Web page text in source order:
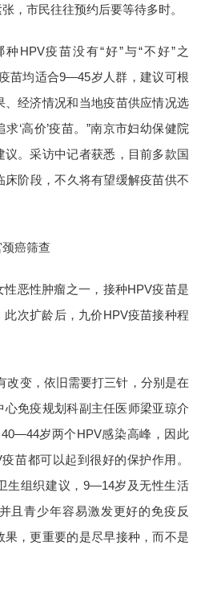
，市民往往预约后要等待多时。
HPV疫苗没有“好”与“不好”之
苗均适合9—45岁人群，建议可根
经济情况和当地疫苗供应情况选
‘高价’疫苗。”南京市妇幼保健院
。采访中记者获悉，目前多款国
阶段，不久将有望缓解疫苗供不
癌筛查
恶性肿瘤之一，接种HPV疫苗是
次扩龄后，九价HPV疫苗接种程
改变，依旧需要打三针，分别是在
心免疫规划科副主任医师梁亚琼介
岁两个HPV感染高峰，因此
苗都可以起到很好的保护作用。
生组织建议，9—14岁及无性生活
且青少年容易激发更好的免疫反
，更重要的是尽早接种，而不是